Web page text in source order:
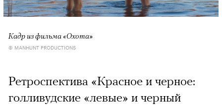
Кадр из фильма «Охота»
© MANHUNT PRODUCTIONS
Ретроспектива «Красное и черное:
голливудские «левые» и черный